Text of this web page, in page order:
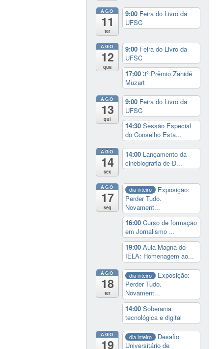
AGO
11
ter
9:00 Feira do Livro da
UFSC
AGO
12
qua
9:00 Feira do Livro da
UFSC
17:003º Prêmio Zahidé
Muzart
AGO
13
qui
9:00 Feira do Livro da
UFSC
14:30Sessão Especial
do Conselho Esta...
AGO
14
sex
14:00 Lançamento da
cinebiografia de D...
AGO
17
seg
dia inteiro
Exposição:
Perder Tudo.
Novament...
16:00Curso de formação
em Jornalismo ...
19:00Aula Magna do
IELA: Homenagem ao...
AGO
18
ter
dia inteiro
Exposição:
Perder Tudo.
Novament...
14:00Soberania
tecnológica e digital
AGO
19
dia inteiro
Desafio
Universitário de